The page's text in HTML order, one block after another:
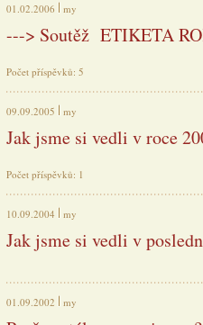
01.02.2006 my
---> Soutěž ETIKETA
Počet příspěvků: 5
09.09.2005 my
Jak jsme si vedli v roce
Počet příspěvků: 1
10.09.2004 my
Jak jsme si vedli v
01.09.2002 my